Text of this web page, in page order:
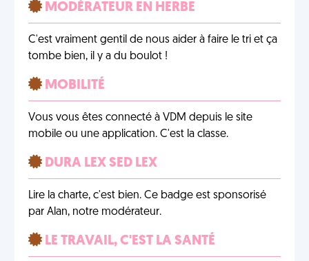
MODÉRATEUR EN HERBE
C'est vraiment gentil de nous aider à faire le tri et ça
tombe bien, il y a du boulot !
MOBILITÉ
Vous vous êtes connecté à VDM depuis le site
mobile ou une application. C'est la classe.
DURA LEX SED LEX
Lire la charte, c'est bien. Ce badge est sponsorisé
par Alan, notre modérateur.
LE TRAVAIL, C'EST LA SANTÉ